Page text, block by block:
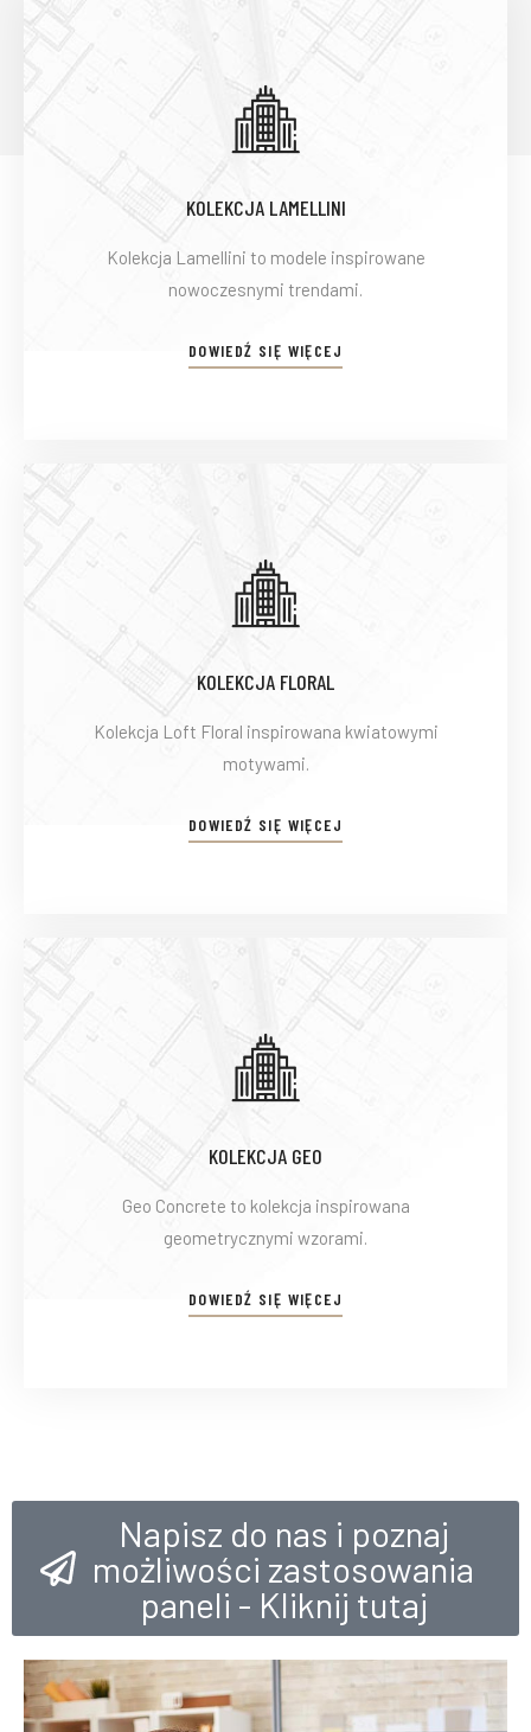
KOLEKCJA LAMELLINI
Kolekcja Lamellini to modele inspirowane
nowoczesnymi trendami.
DOWIEDŹ SIĘ WIĘCEJ
KOLEKCJA FLORAL
Kolekcja Loft Floral inspirowana kwiatowymi
motywami.
DOWIEDŹ SIĘ WIĘCEJ
KOLEKCJA GEO
Geo Concrete to kolekcja inspirowana
geometrycznymi wzorami.
DOWIEDŹ SIĘ WIĘCEJ
Napisz do nas i poznaj
możliwości zastosowania
paneli - Kliknij tutaj